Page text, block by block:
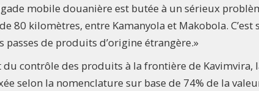
mobile douanière est butée à un sérieux
80 kilomètres, entre Kamanyola et Makobola.
passes de produits d’origine étrangère.»
du contrôle des produits à la frontière de Kavimvira,
selon la nomenclature sur base de 74% de la